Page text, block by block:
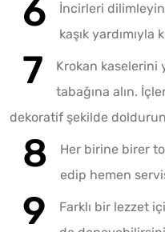
İncirleri
kaşık
Krokan kaselerini
tabağına alın.
dekoratif şekilde
Her birine birer
edip hemen
Farklı bir lezzet